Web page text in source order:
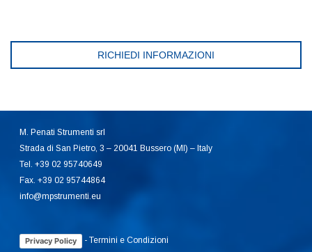
RICHIEDI INFORMAZIONI
M. Penati Strumenti srl
Strada di San Pietro, 3 – 20041 Bussero (MI) – Italy
Tel. +39 02 95740649
Fax. +39 02 95744864
info@mpstrumenti.eu
Privacy Policy -Termini e Condizioni